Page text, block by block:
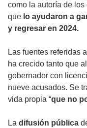
como la autoría de los
que lo ayudaron a
y regresar en 2024.
Las fuentes referidas
ha crecido tanto que
gobernador con
nueve acusados. Se
vida propia “que no
La difusión pública